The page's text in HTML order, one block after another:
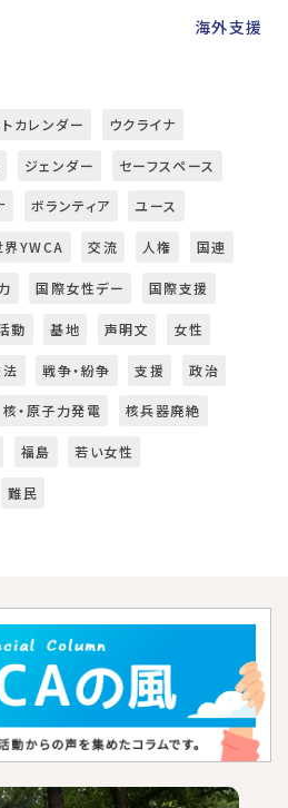
海外支援
カレンダー ウクライナ
ジェンダー セーフスペース
ボランティア ユース
界YWCA 交流 人権 国連
国際女性デー 国際支援
動 基地 声明文 女性
戦争・紛争 支援 政治
核・原子力発電 核兵器廃絶
福島 若い女性
難民